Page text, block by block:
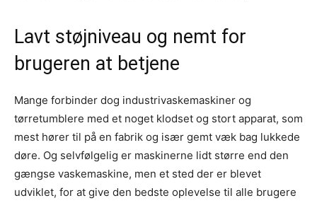
Lavt støjniveau og nemt for
brugeren at betjene
Mange forbinder dog industrivaskemaskiner og
tørretumblere med et noget klodset og stort apparat, som
mest hører til på en fabrik og især gemt væk bag lukkede
døre. Og selvfølgelig er maskinerne lidt større end den
gængse vaskemaskine, men et sted der er blevet
udviklet, for at give den bedste oplevelse til alle brugere